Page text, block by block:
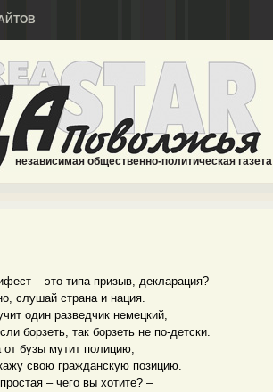
независимая общественно-политическая газета
– это типа призыв, декларация?
слушай страна и нация.
один разведчик немецкий,
борзеть, так борзеть не по-детски.
от бузы мутит полицию,
свою гражданскую позицию.
– чего вы хотите? –